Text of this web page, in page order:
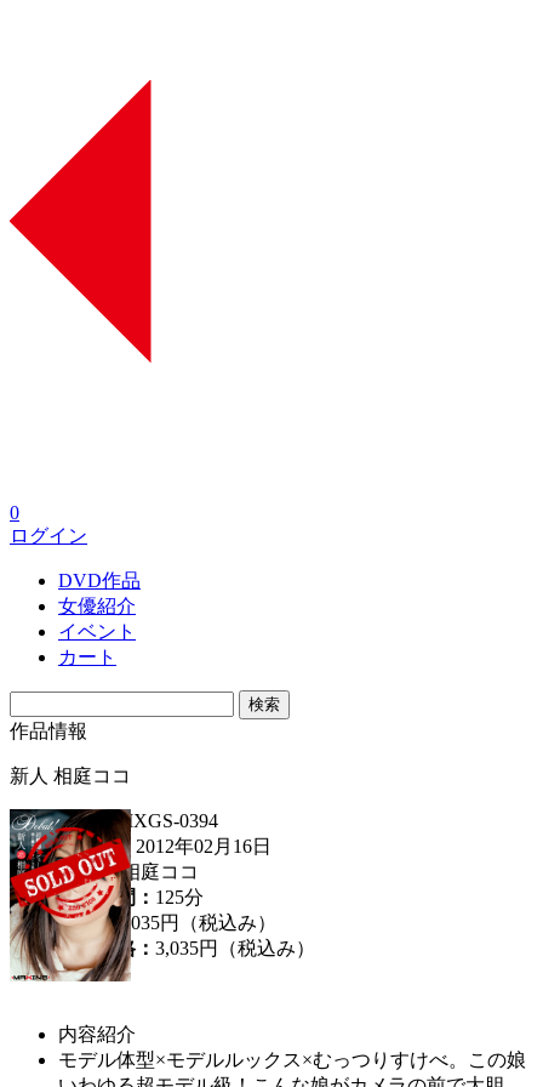
0
ログイン
DVD作品
女優紹介
イベント
カート
作品情報
新人 相庭ココ
品番：MXGS-0394
発売日： 2012年02月16日
女優：相庭ココ
収録時間： 125分
定価：3,035円（税込み）
販売価格： 3,035円 （税込み）
内容紹介
モデル体型×モデルルックス×むっつりすけべ。この娘